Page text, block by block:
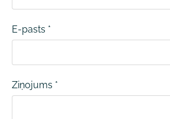
E-pasts *
Ziņojums *